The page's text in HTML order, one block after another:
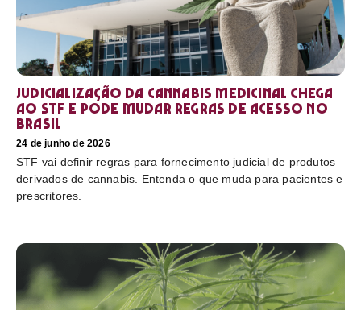
Judicialização da cannabis medicinal chega
ao STF e pode mudar regras de acesso no
Brasil
24 de junho de 2026
STF vai definir regras para fornecimento judicial de produtos
derivados de cannabis. Entenda o que muda para pacientes e
prescritores.